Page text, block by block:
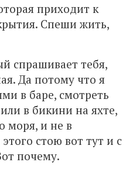
приходит к
Спеши жить,
спрашивает тебя,
Да потому что я
в баре, смотреть
в бикини на яхте,
моря, и не в
стою вот тут и с
почему.